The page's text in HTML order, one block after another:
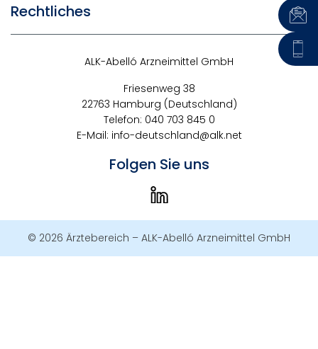
Rechtliches
ALK-Abelló Arzneimittel GmbH
Friesenweg 38
22763 Hamburg (Deutschland)
Telefon: 040 703 845 0
E-Mail: info-deutschland@alk.net
Folgen Sie uns
© 2026 Ärztebereich – ALK-Abelló Arzneimittel GmbH